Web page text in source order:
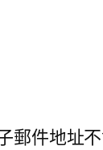
郵件地址不